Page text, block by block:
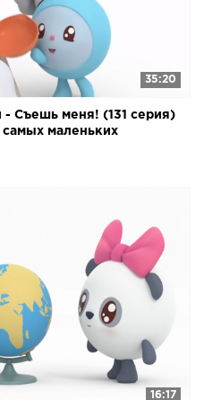
35:20
Съешь меня! (131 серия)
маленьких
16:17